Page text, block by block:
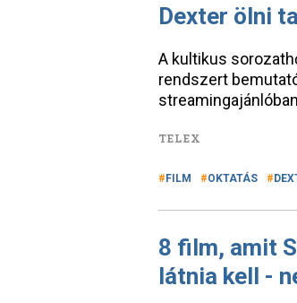
Dexter ölni
A kultikus
rendszert
TELEX
FILM OKTATÁS
8 film, amit
látnia kell -